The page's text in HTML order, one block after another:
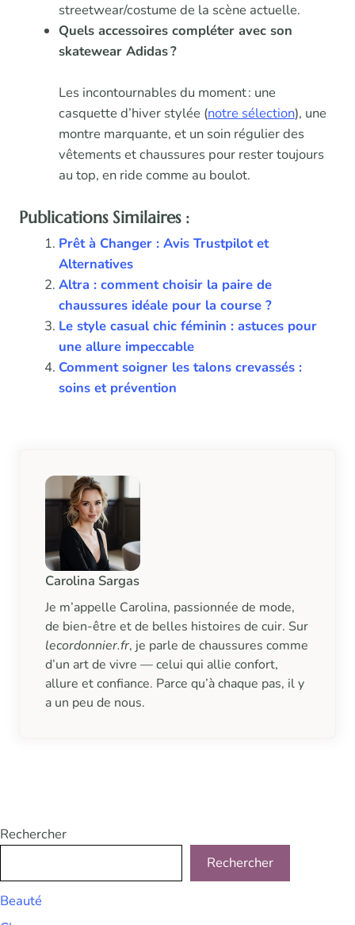
streetwear/costume de la scène actuelle.
Quels accessoires compléter avec son
skatewear Adidas ?
Les incontournables du moment : une
casquette d’hiver stylée (notre sélection), une
montre marquante, et un soin régulier des
vêtements et chaussures pour rester toujours
au top, en ride comme au boulot.
Publications Similaires :
Prêt à Changer : Avis Trustpilot et
Alternatives
Altra : comment choisir la paire de
chaussures idéale pour la course ?
Le style casual chic féminin : astuces pour
une allure impeccable
Comment soigner les talons crevassés :
soins et prévention
Carolina Sargas
Je m’appelle Carolina, passionnée de mode,
de bien-être et de belles histoires de cuir. Sur
lecordonnier.fr, je parle de chaussures comme
d’un art de vivre — celui qui allie confort,
allure et confiance. Parce qu’à chaque pas, il y
a un peu de nous.
Rechercher
Rechercher
Beauté